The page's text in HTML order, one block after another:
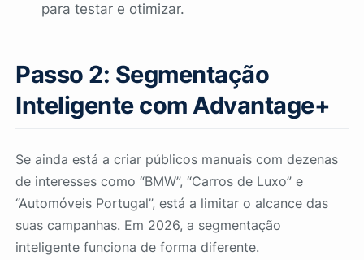
para testar e otimizar.
Passo 2: Segmentação
Inteligente com Advantage+
Se ainda está a criar públicos manuais com dezenas
de interesses como “BMW”, “Carros de Luxo” e
“Automóveis Portugal”, está a limitar o alcance das
suas campanhas. Em 2026, a segmentação
inteligente funciona de forma diferente.